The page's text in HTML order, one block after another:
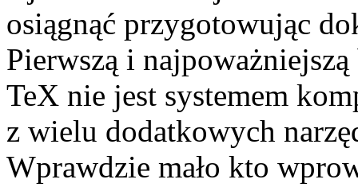
osiągnąć przygotowując
Pierwszą i
TeX nie jest systemem
z wielu dodatkowych
Wprawdzie mało kto